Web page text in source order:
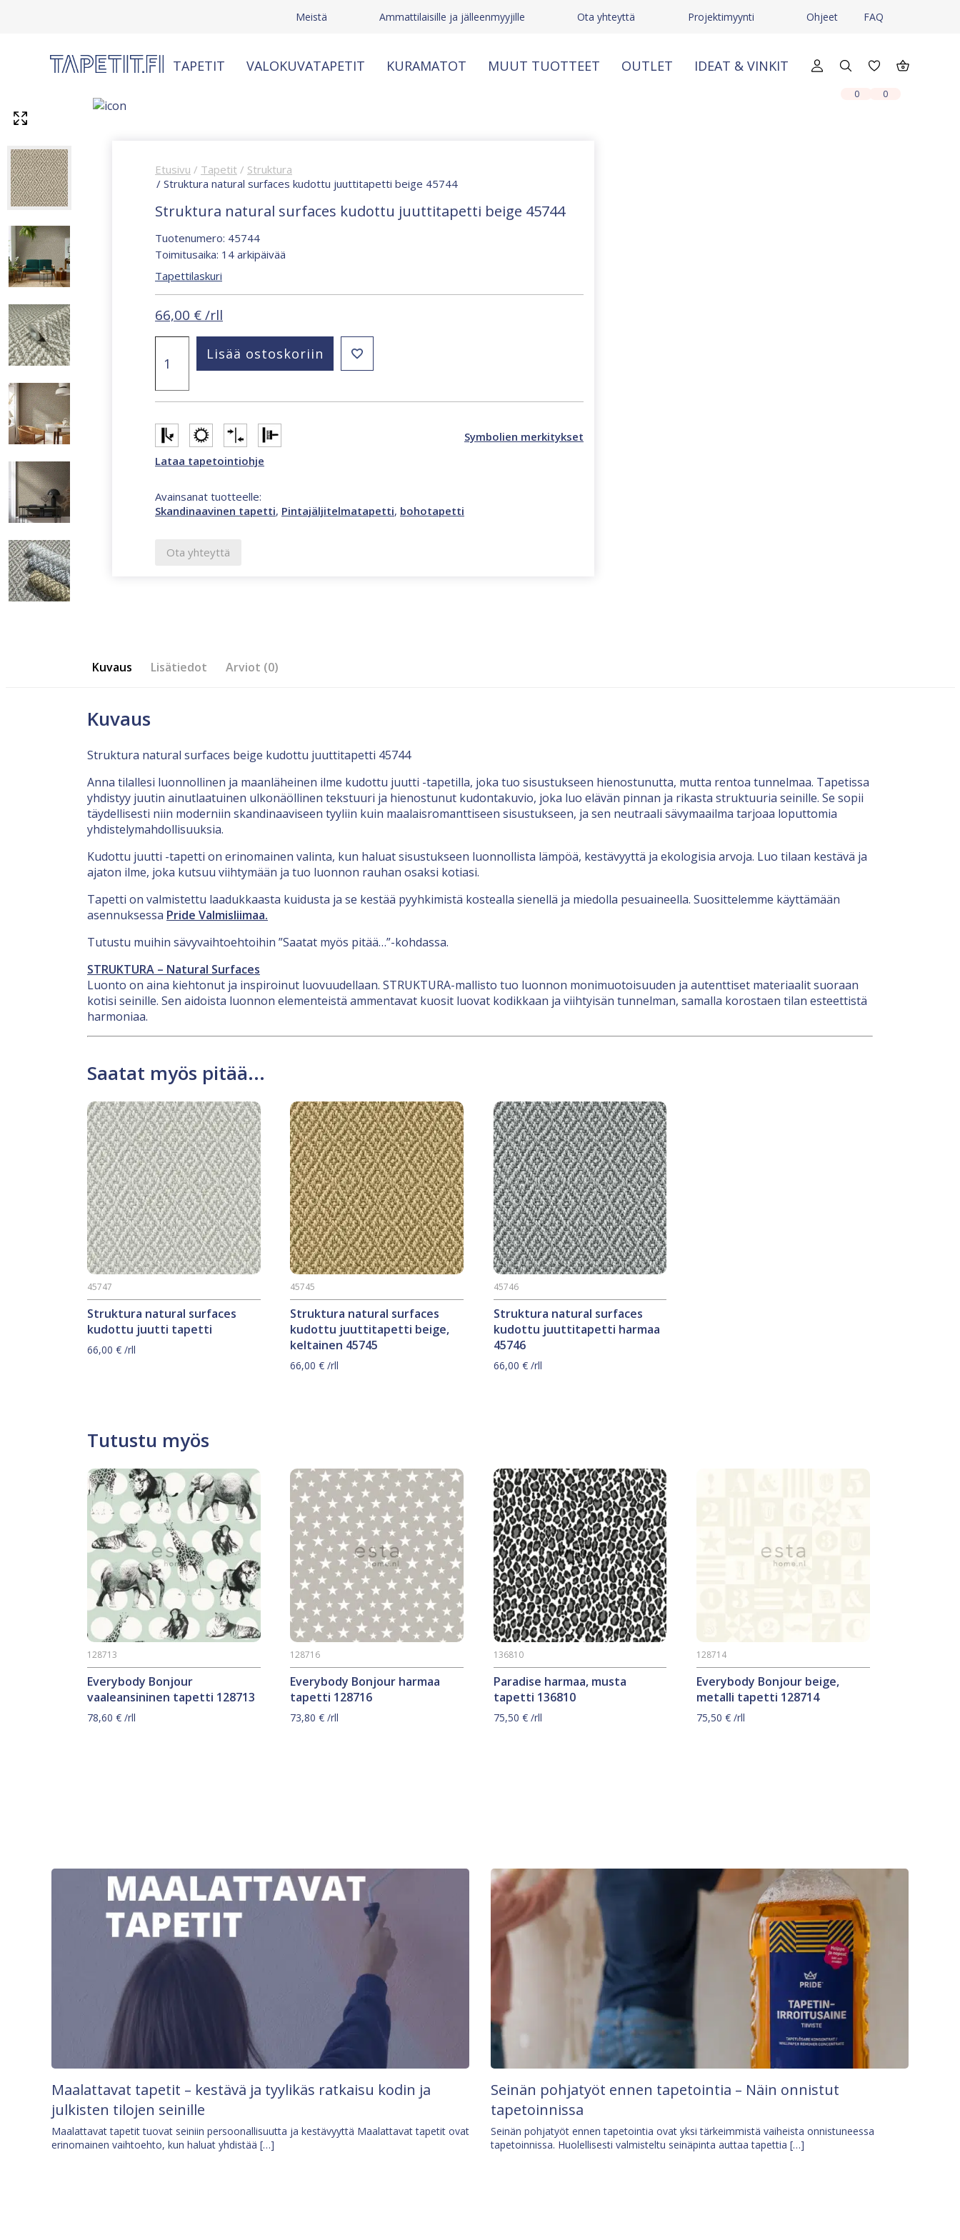
Meistä Ammattilaisille ja jälleenmyyjille Ota yhteyttä Projektimyynti Ohjeet FAQ
TAPETIT VALOKUVATAPETIT KURAMATOT MUUT TUOTTEET OUTLET IDEAT & VINKIT
0 0
Etusivu / Tapetit / Struktura
/ Struktura natural surfaces kudottu juuttitapetti beige 45744
Struktura natural surfaces kudottu juuttitapetti beige 45744
Tuotenumero: 45744
Toimitusaika: 14 arkipäivää
Tapettilaskuri
66,00 € /rll
natural
surfaces
juuttitapetti
45744
määrä
Lisää ostoskoriin
Symbolien merkitykset
Lataa tapetointiohje
Avainsanat tuotteelle:
Skandinaavinen tapetti, Pintajäljitelmatapetti, bohotapetti
Ota yhteyttä
Kuvaus Lisätiedot Arviot (0)
Kuvaus
Struktura natural surfaces beige kudottu juuttitapetti 45744
Anna tilallesi luonnollinen ja maanläheinen ilme kudottu juutti -tapetilla, joka tuo sisustukseen hienostunutta, mutta rentoa tunnelmaa. Tapetissa
yhdistyy juutin ainutlaatuinen ulkonäöllinen tekstuuri ja hienostunut kudontakuvio, joka luo elävän pinnan ja rikasta struktuuria seinille. Se sopii
täydellisesti niin moderniin skandinaaviseen tyyliin kuin maalaisromanttiseen sisustukseen, ja sen neutraali sävymaailma tarjoaa loputtomia
yhdistelymahdollisuuksia.
Kudottu juutti -tapetti on erinomainen valinta, kun haluat sisustukseen luonnollista lämpöä, kestävyyttä ja ekologisia arvoja. Luo tilaan kestävä ja
ajaton ilme, joka kutsuu viihtymään ja tuo luonnon rauhan osaksi kotiasi.
Tapetti on valmistettu laadukkaasta kuidusta ja se kestää pyyhkimistä kostealla sienellä ja miedolla pesuaineella. Suosittelemme käyttämään
asennuksessa Pride Valmisliimaa.
Tutustu muihin sävyvaihtoehtoihin ”Saatat myös pitää…”-kohdassa.
STRUKTURA – Natural Surfaces
Luonto on aina kiehtonut ja inspiroinut luovuudellaan. STRUKTURA-mallisto tuo luonnon monimuotoisuuden ja autenttiset materiaalit suoraan
kotisi seinille. Sen aidoista luonnon elementeistä ammentavat kuosit luovat kodikkaan ja viihtyisän tunnelman, samalla korostaen tilan esteettistä
harmoniaa.
Saatat myös pitää...
Struktura natural surfaces
kudottu juutti tapetti
45747
66,00 € /rll
Struktura natural surfaces
kudottu juuttitapetti beige,
keltainen 45745
45745
66,00€ /rll
Struktura natural surfaces
kudottu juuttitapetti harmaa
45746
45746
66,00 €/rll
Tutustu myös
Everybody Bonjour
vaaleansininen tapetti 128713
128713
78,60 € /rll
Everybody Bonjour harmaa
tapetti 128716
128716
73,80€ /rll
Paradise harmaa, musta
tapetti 136810
136810
75,50 €/rll
Everybody Bonjour beige,
metalli tapetti 128714
128714
75,50€ /rll
Maalattavat tapetit – kestävä ja tyylikäs ratkaisu kodin ja
julkisten tilojen seinille
Maalattavat tapetit tuovat seiniin persoonallisuutta ja kestävyyttä Maalattavat tapetit ovat
erinomainen vaihtoehto, kun haluat yhdistää […]
Seinän pohjatyöt ennen tapetointia – Näin onnistut
tapetoinnissa
Seinän pohjatyöt ennen tapetointia ovat yksi tärkeimmistä vaiheista onnistuneessa
tapetoinnissa. Huolellisesti valmisteltu seinäpinta auttaa tapettia […]